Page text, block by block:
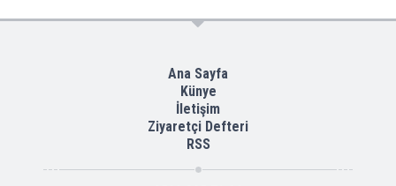
Ana Sayfa
Künye
İletişim
Ziyaretçi Defteri
RSS